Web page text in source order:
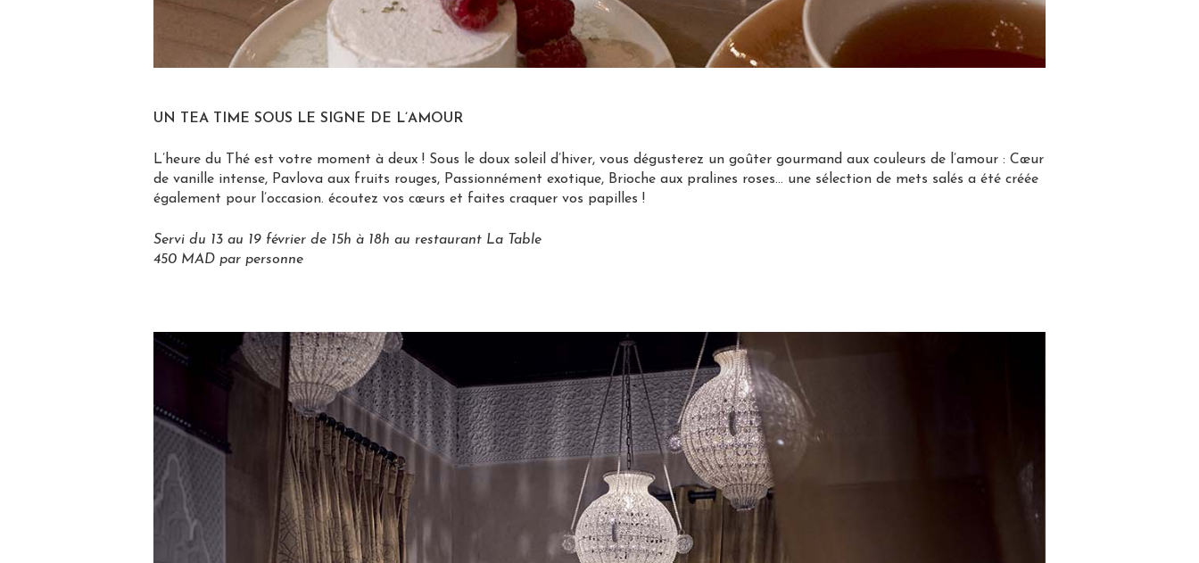
UN TEA TIME SOUS LE SIGNE DE L’AMOUR
L’heure du Thé est votre moment à deux ! Sous le doux soleil d’hiver, vous dégusterez un goûter gourmand aux couleurs de l’amour : Cœur
de vanille intense, Pavlova aux fruits rouges, Passionnément exotique, Brioche aux pralines roses… une sélection de mets salés a été créée
également pour l’occasion. écoutez vos cœurs et faites craquer vos papilles !
Servi du 13 au 19 février de 15h à 18h au restaurant La Table
450 MAD par personne